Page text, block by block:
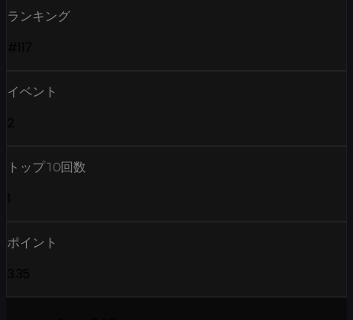
ランキング
イベント
トップ10回数
ポイント